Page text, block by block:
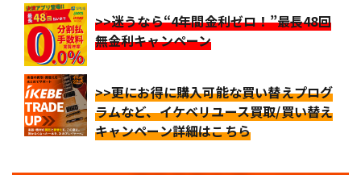
>>迷うなら“4年間金利ゼロ！”最長48回
無金利キャンペーン
>>更にお得に購入可能な買い替えプログ
ラムなど、イケベリユース買取/買い替え
キャンペーン詳細はこちら